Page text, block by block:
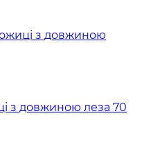
з довжиною леза 70